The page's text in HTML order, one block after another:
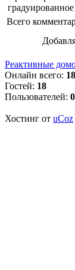
Всего
Реактивные
Онлайн всего: 18
Гостей: 18
Пользователей: 0
Хостинг от uCoz